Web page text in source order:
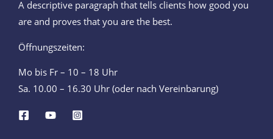
A descriptive paragraph that tells clients how good you
are and proves that you are the best.
Öffnungszeiten:
Mo bis Fr – 10 – 18 Uhr
Sa. 10.00 – 16.30 Uhr (oder nach Vereinbarung)